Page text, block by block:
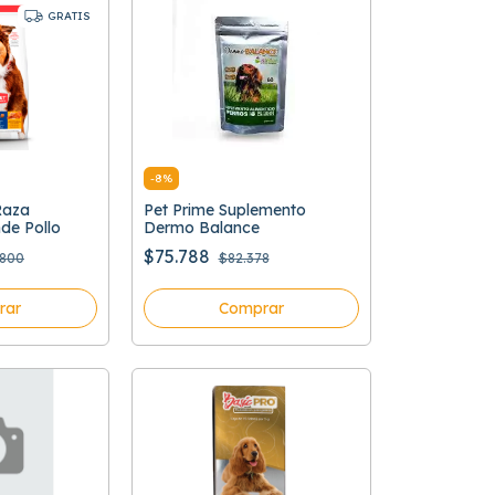
GRATIS
Pollo
-8%
Pet Prime Suplemento
Dermo Balance
$75.788 $82.378
Comprar